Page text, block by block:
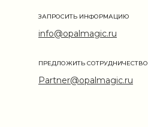
info@opalmagic.ru
ЗАПРОСИТЬ ИНФОРМАЦИЮ
Partner@opalmagic.ru
ПРЕДЛОЖИТЬ СОТРУДНИЧЕСТВО